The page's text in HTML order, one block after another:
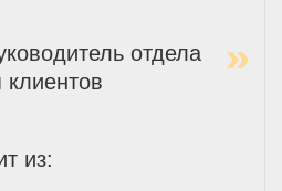
отдела
из: